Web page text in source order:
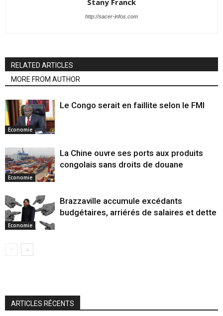
Stany Franck
http://sacer-infos.com
RELATED ARTICLES
MORE FROM AUTHOR
Economie
Le Congo serait en faillite selon le FMI
Economie
La Chine ouvre ses ports aux produits
congolais sans droits de douane
Economie
Brazzaville accumule excédants
budgétaires, arriérés de salaires et dette
ARTICLES RÉCENTS